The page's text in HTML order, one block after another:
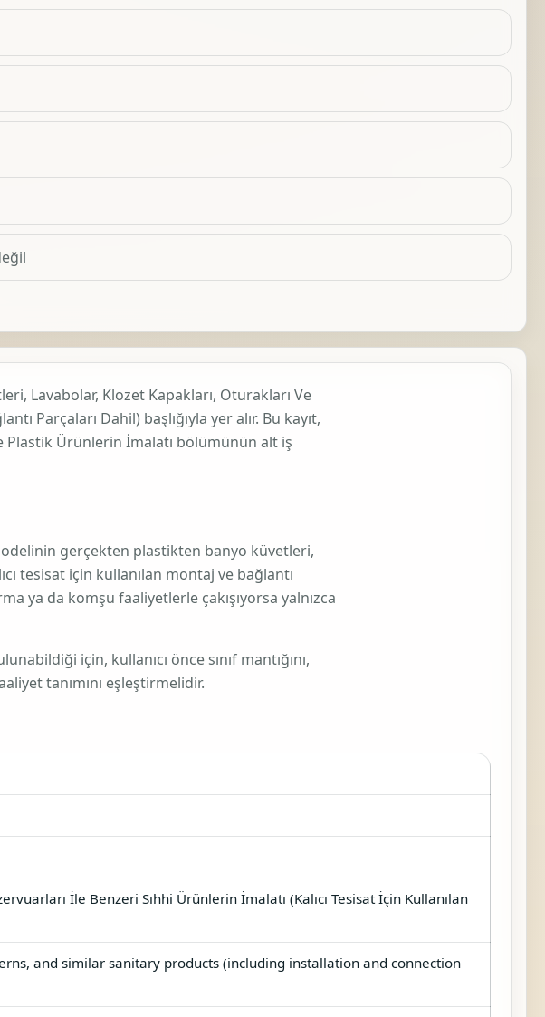
Lavabolar, Klozet Kapakları, Oturakları Ve
Parçaları Dahil) başlığıyla yer alır. Bu kayıt,
Plastik Ürünlerin İmalatı bölümünün alt iş
gerçekten plastikten banyo küvetleri,
tesisat için kullanılan montaj ve bağlantı
ya da komşu faaliyetlerle çakışıyorsa yalnızca
için, kullanıcı önce sınıf mantığını,
tanımını eşleştirmelidir.
İle Benzeri Sıhhi Ürünlerin İmalatı (Kalıcı Tesisat İçin Kullanılan
and similar sanitary products (including installation and connection